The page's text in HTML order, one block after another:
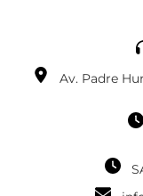
Av. Padre